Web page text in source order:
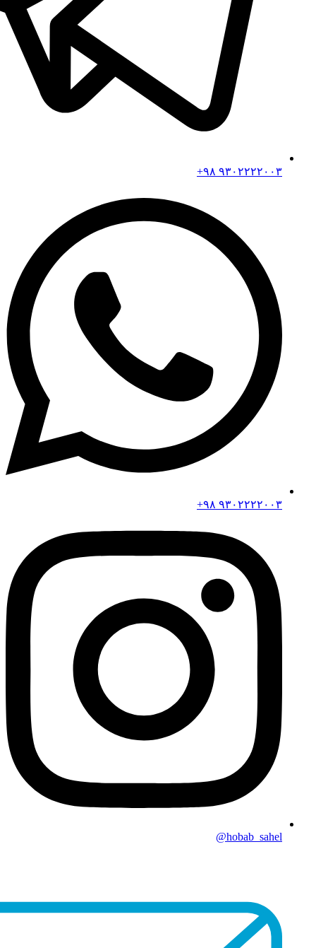
۹۳۰۲۲۲۲۰۰۳ ۹۸+
۹۳۰۲۲۲۲۰۰۳ ۹۸+
hobab_sahel@